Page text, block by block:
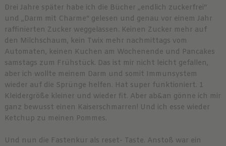
Drei Jahre später habe ich die Bücher „endlich zuckerfrei“
und „Darm mit Charme“ gelesen und genau vor einem Jahr
raffinierten Zucker weggelassen. Keinen Zucker mehr auf
den Milchschaum, kein Twix mehr nachmittags vom
Automaten, keinen Kuchen am Wochenende und Pancakes
samstags zum Frühstück. Das ist mir nicht leicht gefallen,
aber ich wollte meinem Darm und somit Immunsystem
wieder auf die Sprünge helfen. Hat super funktioniert. 1
Kleidergröße kleiner und wieder fit. Aber ab&an gönne ich mir
ganz bewusst einen Kaiserschmarren! Und ich esse wieder
Ketchup zu meinen Pommes.
Und nun die Fastenkur als reset- Taste. Anstoß war ein